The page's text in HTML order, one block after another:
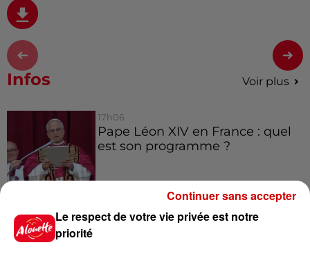
Infos Voir plus
17h06
Pape Léon XIV en France : quel
est son programme ?
Limoges : un bébé d'un mois
Le respect de votre vie privée est notre
priorité
Continuer sans accepter